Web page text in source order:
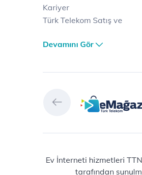
Kariyer
Türk Telekom Satış ve
Türk Telekom Finansal
Türk Telekom Afet
Prime
Tivibu
Playstore
HİT (Türk Telekom Çocuk)
Devamını Gör
Ev İnterneti hizmetleri
tarafından